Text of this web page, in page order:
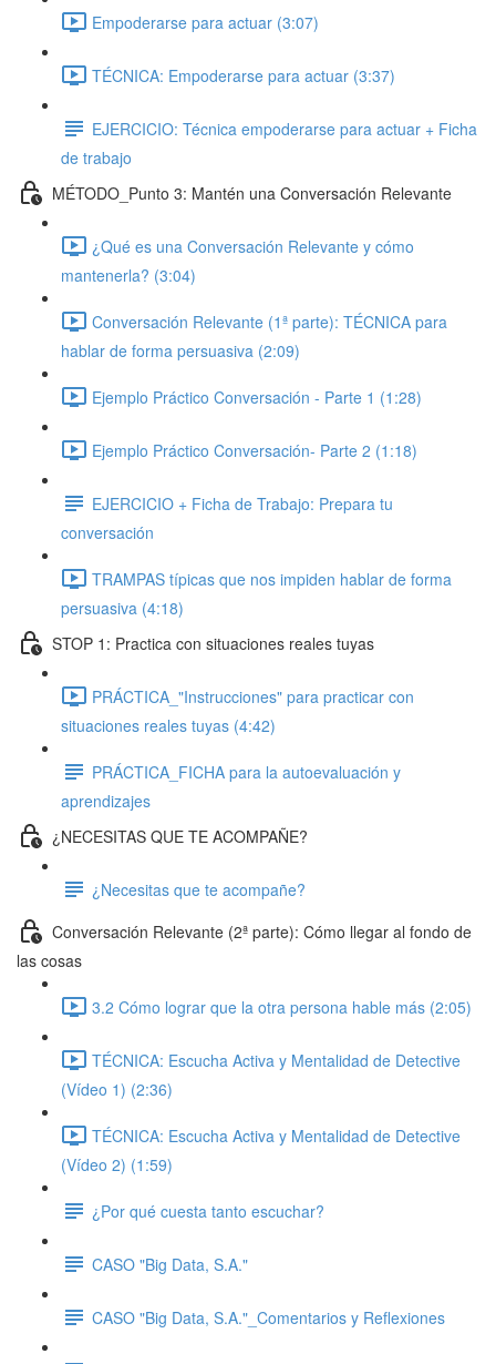
Empoderarse para actuar (3:07)
TÉCNICA: Empoderarse para actuar (3:37)
EJERCICIO: Técnica empoderarse para actuar + Ficha
de trabajo
MÉTODO_Punto 3: Mantén una Conversación Relevante
¿Qué es una Conversación Relevante y cómo
mantenerla? (3:04)
Conversación Relevante (1ª parte): TÉCNICA para
hablar de forma persuasiva (2:09)
Ejemplo Práctico Conversación - Parte 1 (1:28)
Ejemplo Práctico Conversación- Parte 2 (1:18)
EJERCICIO + Ficha de Trabajo: Prepara tu
conversación
TRAMPAS típicas que nos impiden hablar de forma
persuasiva (4:18)
STOP 1: Practica con situaciones reales tuyas
PRÁCTICA_"Instrucciones" para practicar con
situaciones reales tuyas (4:42)
PRÁCTICA_FICHA para la autoevaluación y
aprendizajes
¿NECESITAS QUE TE ACOMPAÑE?
¿Necesitas que te acompañe?
Conversación Relevante (2ª parte): Cómo llegar al fondo de
las cosas
3.2 Cómo lograr que la otra persona hable más (2:05)
TÉCNICA: Escucha Activa y Mentalidad de Detective
(Vídeo 1) (2:36)
TÉCNICA: Escucha Activa y Mentalidad de Detective
(Vídeo 2) (1:59)
¿Por qué cuesta tanto escuchar?
CASO "Big Data, S.A."
CASO "Big Data, S.A."_Comentarios y Reflexiones